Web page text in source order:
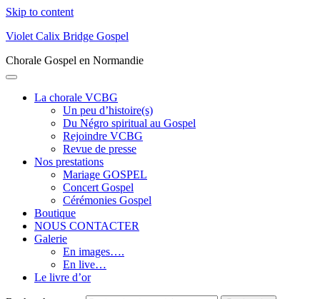
Skip to content
Violet Calix Bridge Gospel
Chorale Gospel en Normandie
La chorale VCBG
Un peu d’histoire(s)
Du Négro spiritual au Gospel
Rejoindre VCBG
Revue de presse
Nos prestations
Mariage GOSPEL
Concert Gospel
Cérémonies Gospel
Boutique
NOUS CONTACTER
Galerie
En images….
En live…
Le livre d’or